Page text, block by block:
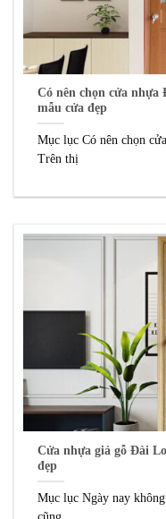
Có nên chọn cửa nhựa
mẫu cửa đẹp
Mục lục Có nên chọn
Trên thị
Cửa nhựa giả gỗ Đài
đẹp
Mục lục Ngày nay